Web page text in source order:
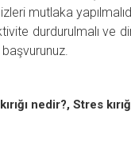
mutlaka
durdurulmalı ve
nedir?, Stres